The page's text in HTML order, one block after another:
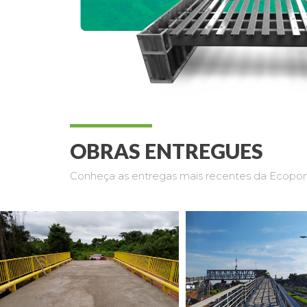
OBRAS ENTREGUES
Conheça as entregas mais recentes da